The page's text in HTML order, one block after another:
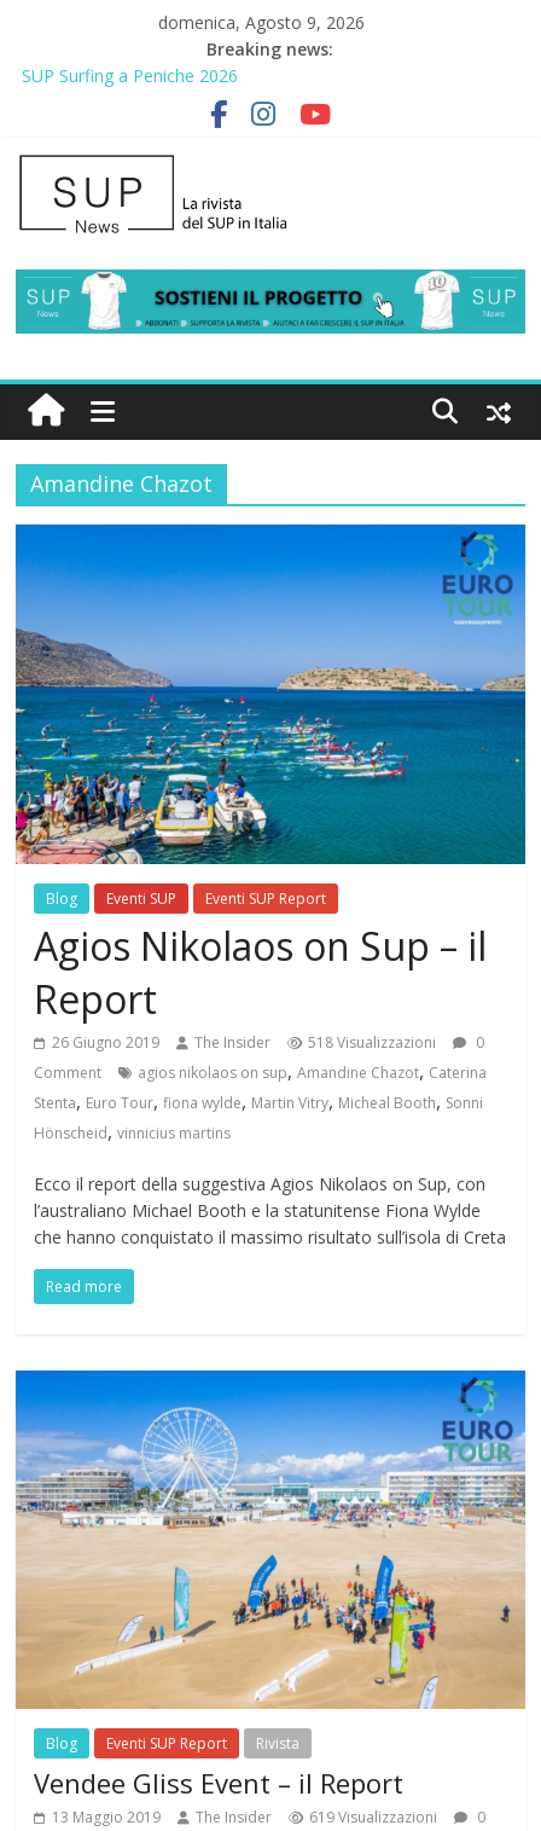
domenica, Agosto 9, 2026
Breaking news:
SUP Surfing a Peniche 2026
AirSUP a Gallico: prima storica gara per Reggio Calabria
Gallico Paddle Fest 2026: sul lungomare di Gallico torna la festa
del SUP
Porto Selvaggio, a lezione di soccorso con la giornata della
prevenzione
2° Urban Sup Trophy: la regata solidale per lo IOR
Amandine Chazot
Blog Eventi SUP Eventi SUP Report
Agios Nikolaos on Sup – il
Report
26 Giugno 2019 The Insider 518 Visualizzazioni
0
Comment
agios nikolaos on sup,Amandine Chazot, Caterina
Stenta, Euro Tour,fiona wylde, Martin Vitry, Micheal Booth, Sonni
Hönscheid,vinnicius martins
Ecco il report della suggestiva Agios Nikolaos on Sup, con
l’australiano Michael Booth e la statunitense Fiona Wylde
che hanno conquistato il massimo risultato sull’isola di Creta
Read more
Blog Eventi SUP Report Rivista
Vendee Gliss Event – il Report
13 Maggio 2019 The Insider 619 Visualizzazioni
0